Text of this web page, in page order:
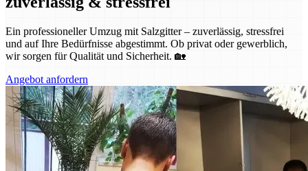
Ein professioneller Umzug mit Salzgitter – zuverlässig, stressfrei
und auf Ihre Bedürfnisse abgestimmt. Ob privat oder gewerblich,
wir sorgen für Qualität und Sicherheit. 🏡
Angebot anfordern